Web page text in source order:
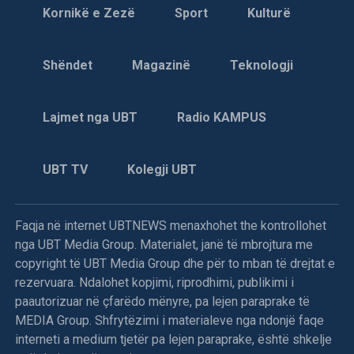
Mbrëmë në orën 18,35, avionët e NATO-s me kërkesën e
Igman, që shtrihet në zonën e ndaluar prej 20 km, në
Bruksel.
të serbëve të Bosnjës, që kohëve të fundit i përsëritën
helmetkaltërit ukrainas t’u dorëzojnë një tank T-55, dy qerre
të blinduara M-0, një bateri topash kundërajror dhe dy tri
orë më vonë e sulmuan helikopterin “Puma” të kontigjentit
francez, që kërkonte materialin e “vjedhur”.
Në bombardimet e NATO-s ndaj pozicioneve serbe morën
pjesë avionët amerikanë “A10”, mirazhët francez, jaguarët
Kornikë e Zezë Sport Kulturë
Shëndet Magazinë Teknologji
Lajmet nga UBT Radio KAMPUS
UBT TV Kolegji UBT
Faqja në internet UBTNEWS menaxhohet the kontrollohet
nga UBT Media Group. Materialet, janë të mbrojtura me
copyright të UBT Media Group dhe për to mban të drejtat e
rezervuara. Ndalohet kopjimi, riprodhimi, publikimi i
paautorizuar në çfarëdo mënyre, pa lejen paraprake të
MEDIA Group. Shfrytëzimi i materialeve nga ndonjë faqe
interneti a medium tjetër pa lejen paraprake, është shkelje